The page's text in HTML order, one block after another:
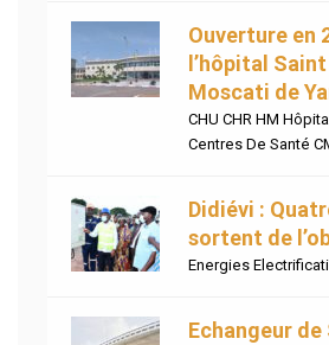
Ouverture en
l’hôpital
Moscati de
CHU CHR HM
Centres De Santé
Didiévi :
sortent de
Energies
Echangeur